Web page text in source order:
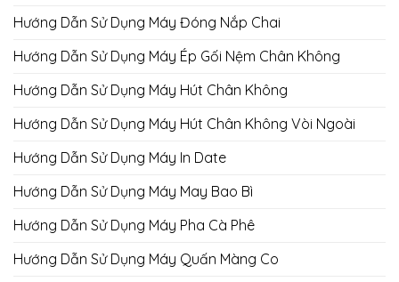
Hướng Dẫn Sử Dụng Máy Đóng Nắp Chai
Hướng Dẫn Sử Dụng Máy Ép Gối Nệm Chân Không
Hướng Dẫn Sử Dụng Máy Hút Chân Không
Hướng Dẫn Sử Dụng Máy Hút Chân Không Vòi Ngoài
Hướng Dẫn Sử Dụng Máy In Date
Hướng Dẫn Sử Dụng Máy May Bao Bì
Hướng Dẫn Sử Dụng Máy Pha Cà Phê
Hướng Dẫn Sử Dụng Máy Quấn Màng Co